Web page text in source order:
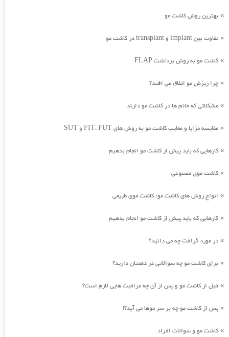
» بهترین روش کاشت مو
» تفاوت بین implant و transplant در کاشت مو
» کاشت مو به روش برداشت FLAP
» چرا ریزش مو اتفاق می افتد؟
» مشکلاتی که خانم ها در کاشت مو دارند
» مقایسه مزایا و معایب کاشت مو به روش های FIT، FUT و SUT
» کارهایی که باید پیش از کاشت مو انجام بدهیم
» کاشت موی مصنوعی
» انواع روش های کاشت مو: کاشت موی طبیعی
» کارهایی که باید پیش از کاشت مو انجام بدهیم
» در مورد گرافت چه می دانید؟
» برای کاشت مو چه سوالاتی در ذهنتان دارید؟
» قبل از کاشت مو و پس از آن چه مراقبت هایی لازم است؟
» پس از کاشت مو چه بر سر موها می آید؟!
» کاشت مو و سوالات افراد